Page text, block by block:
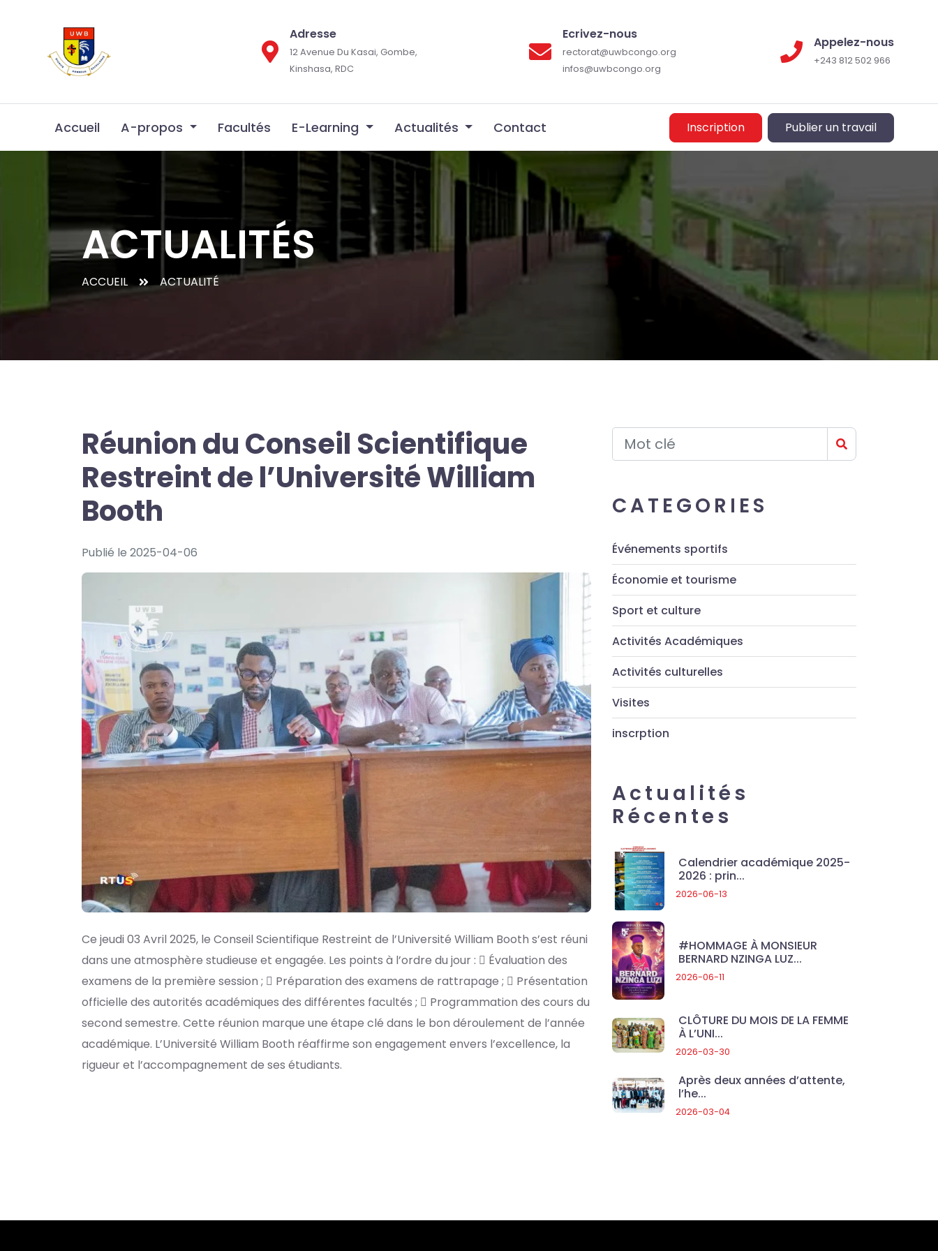
Adresse
12 Avenue Du Kasai, Gombe,
Kinshasa, RDC
Ecrivez-nous
rectorat@uwbcongo.org
infos@uwbcongo.org
Appelez-nous
+243 812 502 966
Accueil A-propos Facultés E-Learning Actualités Contact Inscription Publier un travail
ACTUALITÉS
ACCUEIL ACTUALITÉ
Réunion du Conseil Scientifique
Restreint de l’Université William
Booth
Publié le 2025-04-06
Ce jeudi 03 Avril 2025, le Conseil Scientifique Restreint de l’Université William Booth s’est réuni
dans une atmosphère studieuse et engagée. Les points à l’ordre du jour :  Évaluation des
examens de la première session ;  Préparation des examens de rattrapage ;  Présentation
officielle des autorités académiques des différentes facultés ;  Programmation des cours du
second semestre. Cette réunion marque une étape clé dans le bon déroulement de l’année
académique. L’Université William Booth réaffirme son engagement envers l’excellence, la
rigueur et l’accompagnement de ses étudiants.
CATEGORIES
Événements sportifs
Économie et tourisme
Sport et culture
Activités Académiques
Activités culturelles
Visites
inscrption
Actualités
Récentes
Calendrier académique 2025-
2026 : prin...
2026-06-13
#HOMMAGE À MONSIEUR
BERNARD NZINGA LUZ...
2026-06-11
CLÔTURE DU MOIS DE LA FEMME
À L’UNI...
2026-03-30
Après deux années d’attente,
l’he...
2026-03-04